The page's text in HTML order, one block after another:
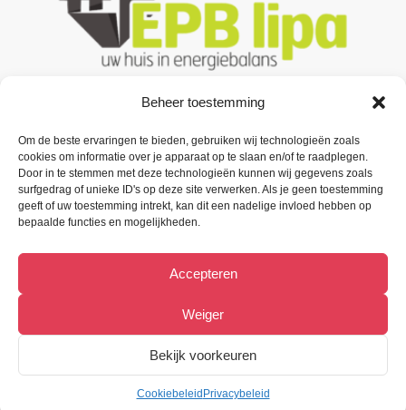
Beheer toestemming
Om de beste ervaringen te bieden, gebruiken wij technologieën zoals
cookies om informatie over je apparaat op te slaan en/of te raadplegen.
Door in te stemmen met deze technologieën kunnen wij gegevens zoals
surfgedrag of unieke ID's op deze site verwerken. Als je geen toestemming
geeft of uw toestemming intrekt, kan dit een nadelige invloed hebben op
bepaalde functies en mogelijkheden.
Accepteren
Weiger
Bekijk voorkeuren
Cookiebeleid Privacybeleid
Contacteer ons
Oude Baan 3 B1,
9200 Oudegem (Dendermonde).
BTW 0832.896.339
Bekijk Facebookpagina